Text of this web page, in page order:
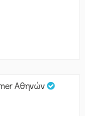
Αθηνών